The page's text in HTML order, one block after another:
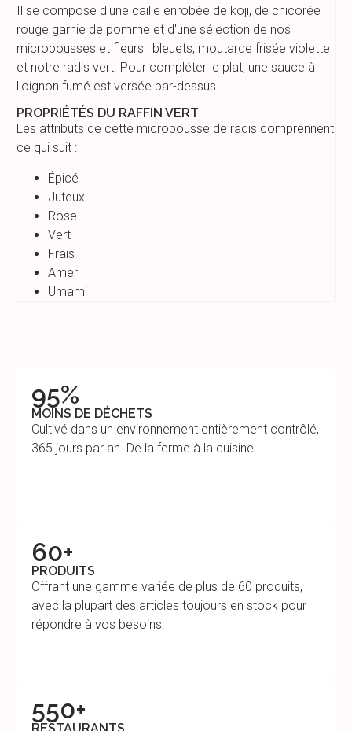
Il se compose d'une caille enrobée de koji, de chicorée
rouge garnie de pomme et d'une sélection de nos
micropousses et fleurs : bleuets, moutarde frisée violette
et notre radis vert. Pour compléter le plat, une sauce à
l'oignon fumé est versée par-dessus. ⁠
PROPRIÉTÉS DU RAFFIN VERT
Les attributs de cette micropousse de radis comprennent
ce qui suit :
Épicé
Juteux
Rose
Vert
Frais
Amer
Umami
95%
MOINS DE DÉCHETS
Cultivé dans un environnement entièrement contrôlé,
365 jours par an. De la ferme à la cuisine.
60+
PRODUITS
Offrant une gamme variée de plus de 60 produits,
avec la plupart des articles toujours en stock pour
répondre à vos besoins.
550+